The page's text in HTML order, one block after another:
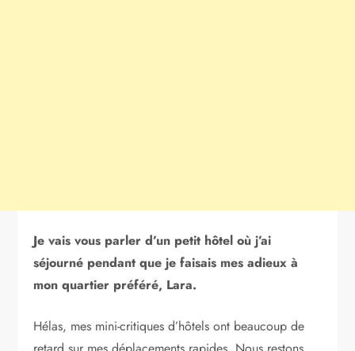
Je vais vous parler d’un petit hôtel où j’ai
séjourné pendant que je faisais mes adieux à
mon quartier préféré, Lara.
Hélas, mes mini-critiques d’hôtels ont beaucoup de